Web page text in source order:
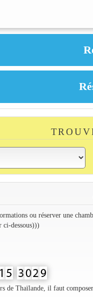
ou réserver une
dessous)))
de Thaïlande, il faut